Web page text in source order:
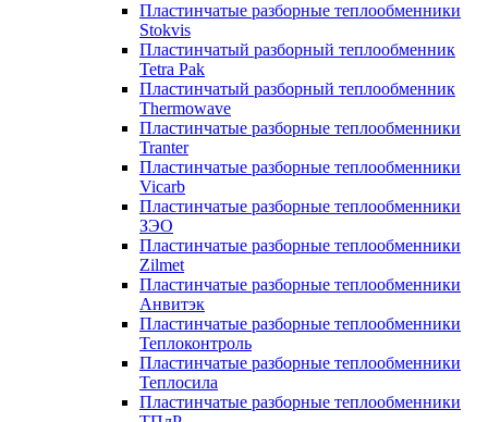
Пластинчатые разборные теплообменники
Stokvis
Пластинчатый разборный теплообменник
Tetra Pak
Пластинчатый разборный теплообменник
Thermowave
Пластинчатые разборные теплообменники
Tranter
Пластинчатые разборные теплообменники
Vicarb
Пластинчатые разборные теплообменники
ЗЭО
Пластинчатые разборные теплообменники
Zilmet
Пластинчатые разборные теплообменники
Анвитэк
Пластинчатые разборные теплообменники
Теплоконтроль
Пластинчатые разборные теплообменники
Теплосила
Пластинчатые разборные теплообменники